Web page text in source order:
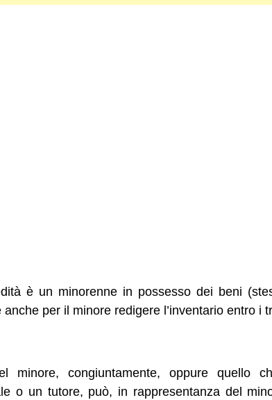
è un minorenne in possesso dei beni
per il minore redigere l’inventario entro i
minore, congiuntamente, oppure quello
o un tutore, può, in rappresentanza del